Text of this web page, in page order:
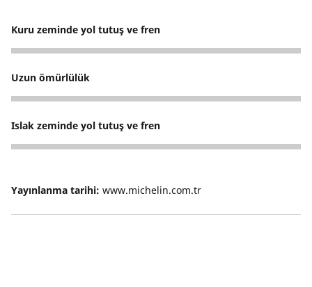
Kuru zeminde yol tutuş ve fren
5
Uzun ömürlülük
5
Islak zeminde yol tutuş ve fren
5
Yayınlanma tarihi: www.michelin.com.tr